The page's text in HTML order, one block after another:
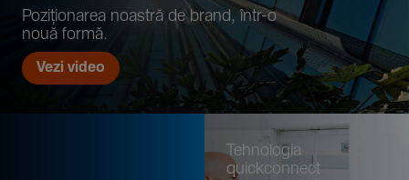
Pozi­țio­narea noastră de brand, într-o
nouă formă.
Vezi video
Tehno­logia
quickconnect